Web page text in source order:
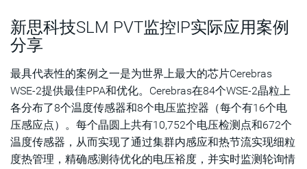
新思科技SLM PVT监控IP实际应用案例
分享
最具代表性的案例之一是为世界上最大的芯片Cerebras
WSE-2提供最佳PPA和优化。Cerebras在84个WSE-2晶粒上
各分布了8个温度传感器和8个电压监控器（每个有16个电
压感应点）。每个晶圆上共有10,752个电压检测点和672个
温度传感器，从而实现了通过集群内感应和热节流实现细粒
度热管理，精确感测待优化的电压裕度，并实时监测轮询情